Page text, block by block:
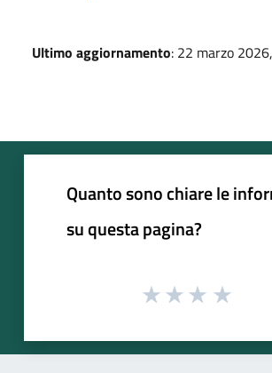
Ultimo aggiornamento: 22 marzo
Quanto sono chiare le
su questa pagina?